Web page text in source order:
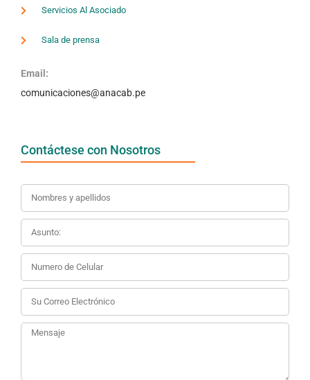
Servicios Al Asociado
Sala de prensa
Email:
comunicaciones@anacab.pe
Contáctese con Nosotros